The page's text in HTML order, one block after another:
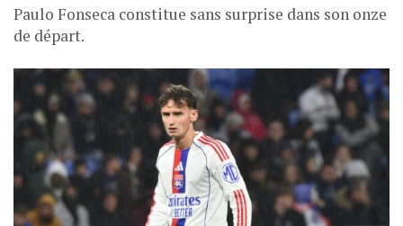
Paulo Fonseca constitue sans surprise dans son onze
de départ.